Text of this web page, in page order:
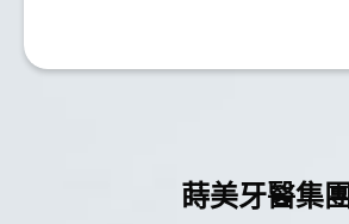
蒔美牙醫集團